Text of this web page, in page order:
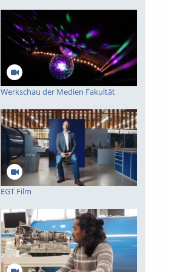
Werkschau der Medien Fakultät
EGT Film